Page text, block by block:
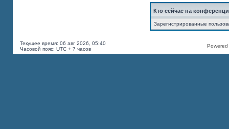
Кто сейчас на
Зарегистрированные
Текущее время: 06 авг 2026, 05:40
Часовой пояс: UTC + 7 часов